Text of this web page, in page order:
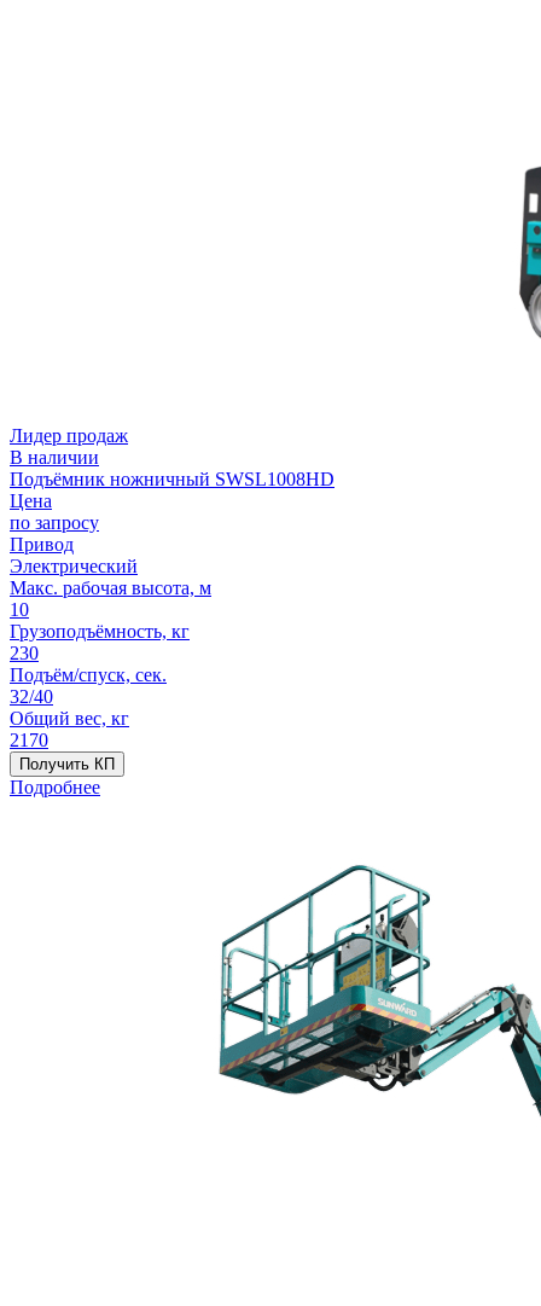
Лидер продаж
В наличии
Подъёмник ножничный SWSL1008HD
Цена
по запросу
Привод
Электрический
Макс. рабочая высота, м
10
Грузоподъёмность, кг
230
Подъём/спуск, сек.
32/40
Общий вес, кг
2170
Получить КП
Подробнее